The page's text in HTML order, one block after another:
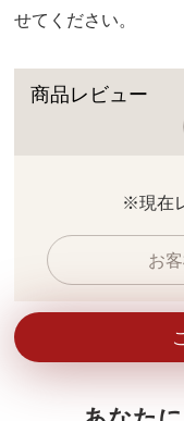
せてください。
商品レビュー
※現在
お